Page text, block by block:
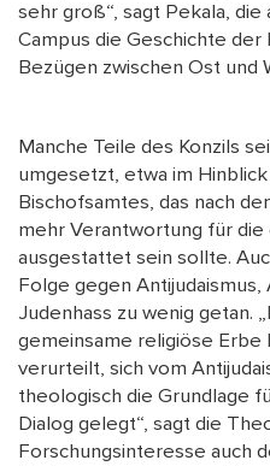
sehr groß“, sagt Pekala,
Campus die Geschichte
Bezügen zwischen Ost und
Manche Teile des Konzils
umgesetzt, etwa im
Bischofsamtes, das nach
mehr Verantwortung für
ausgestattet sein sollte.
Folge gegen Antijudaismus,
Judenhass zu wenig getan.
gemeinsame religiöse
verurteilt, sich vom
theologisch die Grundlage
Dialog gelegt“, sagt die
Forschungsinteresse auch